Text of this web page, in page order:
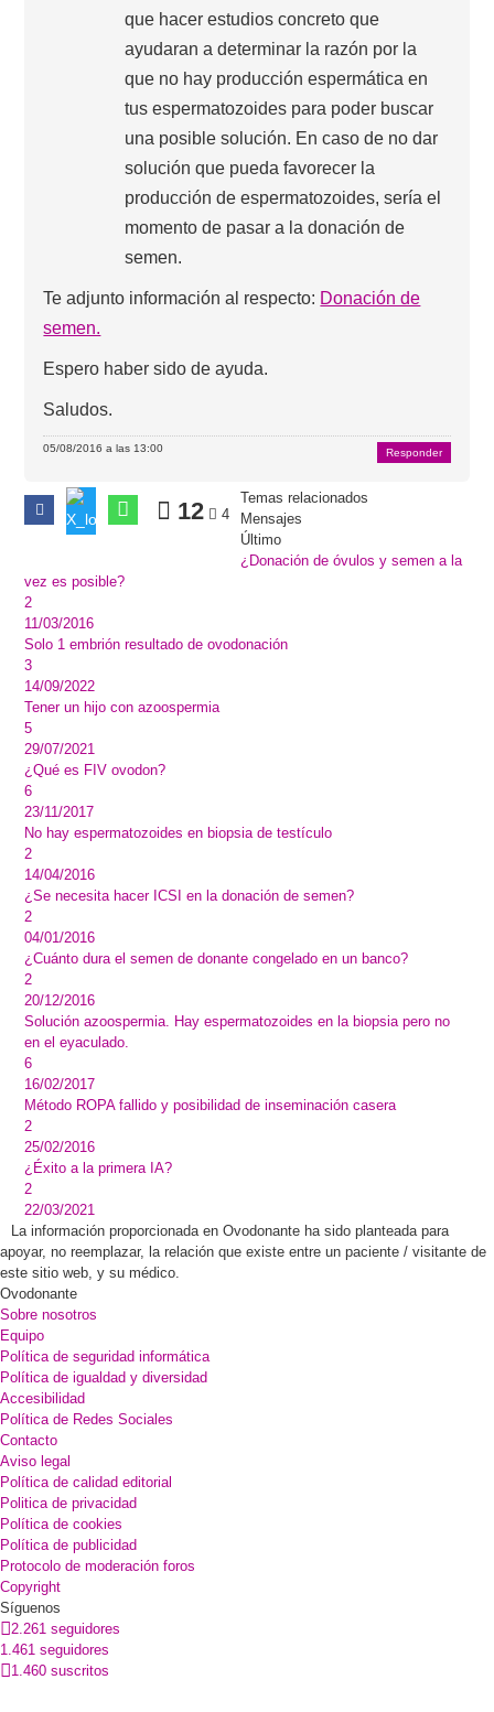
que hacer estudios concreto que
ayudaran a determinar la razón por la
que no hay producción espermática en
tus espermatozoides para poder buscar
una posible solución. En caso de no dar
solución que pueda favorecer la
producción de espermatozoides, sería el
momento de pasar a la donación de
semen.
Te adjunto información al respecto: Donación de
semen.
Espero haber sido de ayuda.
Saludos.
05/08/2016 a las 13:00 Responder
12 4
Temas relacionados
Mensajes
Último
¿Donación de óvulos y semen a la
vez es posible?
2
11/03/2016
Solo 1 embrión resultado de ovodonación
3
14/09/2022
Tener un hijo con azoospermia
5
29/07/2021
¿Qué es FIV ovodon?
6
23/11/2017
No hay espermatozoides en biopsia de testículo
2
14/04/2016
¿Se necesita hacer ICSI en la donación de semen?
2
04/01/2016
¿Cuánto dura el semen de donante congelado en un banco?
2
20/12/2016
Solución azoospermia. Hay espermatozoides en la biopsia pero no
en el eyaculado.
6
16/02/2017
Método ROPA fallido y posibilidad de inseminación casera
2
25/02/2016
¿Éxito a la primera IA?
2
22/03/2021
La información proporcionada en Ovodonante ha sido planteada para
apoyar, no reemplazar, la relación que existe entre un paciente / visitante de
este sitio web, y su médico.
Ovodonante
Sobre nosotros
Equipo
Política de seguridad informática
Política de igualdad y diversidad
Accesibilidad
Política de Redes Sociales
Contacto
Aviso legal
Política de calidad editorial
Politica de privacidad
Política de cookies
Política de publicidad
Protocolo de moderación foros
Copyright
Síguenos
2.261 seguidores
1.461 seguidores
1.460 suscritos